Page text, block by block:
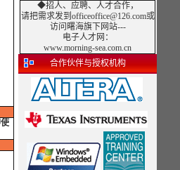
◆招人、应聘、人才合作，
请把需求发到officeoffice@126.com或
访问曙海旗下网站---
电子人才网 ：
www.morning-sea.com.cn
合作伙伴与授权机构